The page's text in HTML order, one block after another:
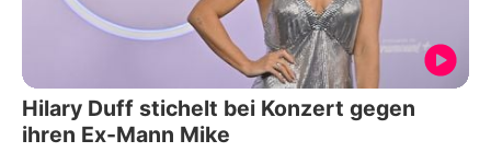
Hilary Duff stichelt bei Konzert gegen
ihren Ex-Mann Mike